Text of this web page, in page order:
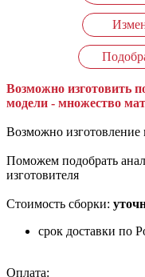
Возможно изготовить
модели - множество
Возможно
Поможем подобрать
изготовителя
Стоимость сборки:
срок доставки по
Оплата: